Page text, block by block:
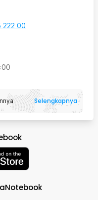
222 00
Selengkapnya